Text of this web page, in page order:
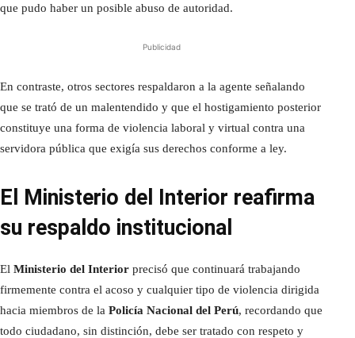
que pudo haber un posible abuso de autoridad.
Publicidad
En contraste, otros sectores respaldaron a la agente señalando
que se trató de un malentendido y que el hostigamiento posterior
constituye una forma de violencia laboral y virtual contra una
servidora pública que exigía sus derechos conforme a ley.
El Ministerio del Interior reafirma
su respaldo institucional
El Ministerio del Interior precisó que continuará trabajando
firmemente contra el acoso y cualquier tipo de violencia dirigida
hacia miembros de la Policía Nacional del Perú, recordando que
todo ciudadano, sin distinción, debe ser tratado con respeto y